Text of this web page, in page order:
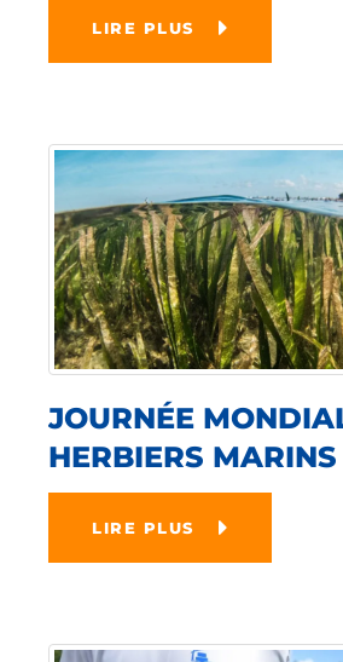
LIRE PLUS
JOURNÉE
HERBIERS MARINS
LIRE PLUS